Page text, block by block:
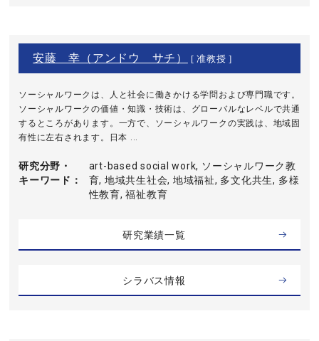
安藤 幸（アンドウ サチ） [ 准教授 ]
ソーシャルワークは、人と社会に働きかける学問および専門職です。
ソーシャルワークの価値・知識・技術は、グローバルなレベルで共通
するところがあります。一方で、ソーシャルワークの実践は、地域固
有性に左右されます。日本 ...
研究分野・
キーワード
art-based social work, ソーシャルワーク教
育, 地域共生社会, 地域福祉, 多文化共生, 多様
性教育, 福祉教育
研究業績一覧
シラバス情報